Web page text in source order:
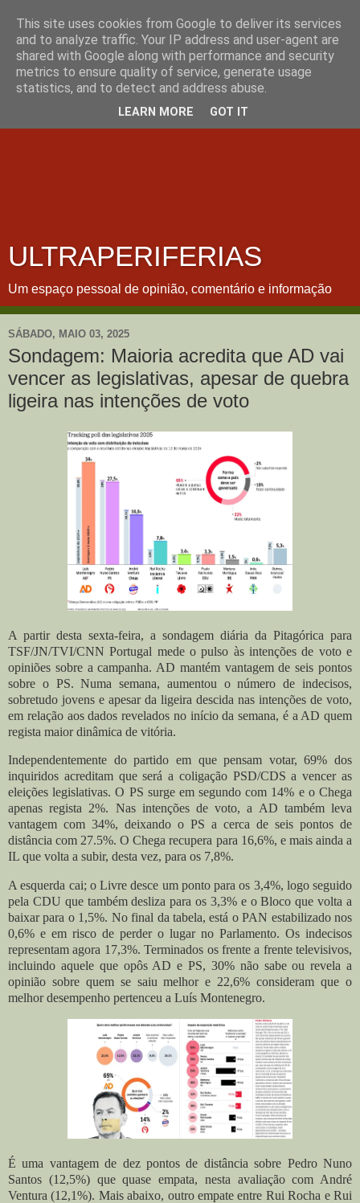
ULTRAPERIFERIAS
Um espaço pessoal de opinião, comentário e informação
SÁBADO, MAIO 03, 2025
Sondagem: Maioria acredita que AD vai
vencer as legislativas, apesar de quebra
ligeira nas intenções de voto
A partir desta sexta-feira, a sondagem diária da Pitagórica para
TSF/JN/TVI/CNN Portugal mede o pulso às intenções de voto e
opiniões sobre a campanha. AD mantém vantagem de seis pontos
sobre o PS. Numa semana, aumentou o número de indecisos,
sobretudo jovens e apesar da ligeira descida nas intenções de voto,
em relação aos dados revelados no início da semana, é a AD quem
regista maior dinâmica de vitória.
Independentemente do partido em que pensam votar, 69% dos
inquiridos acreditam que será a coligação PSD/CDS a vencer as
eleições legislativas. O PS surge em segundo com 14% e o Chega
apenas regista 2%. Nas intenções de voto, a AD também leva
vantagem com 34%, deixando o PS a cerca de seis pontos de
distância com 27.5%. O Chega recupera para 16,6%, e mais ainda a
IL que volta a subir, desta vez, para os 7,8%.
A esquerda cai; o Livre desce um ponto para os 3,4%, logo seguido
pela CDU que também desliza para os 3,3% e o Bloco que volta a
baixar para o 1,5%. No final da tabela, está o PAN estabilizado nos
0,6% e em risco de perder o lugar no Parlamento. Os indecisos
representam agora 17,3%.Terminados os frente a frente televisivos,
incluindo aquele que opôs AD e PS, 30% não sabe ou revela a
opinião sobre quem se saiu melhor e 22,6% consideram que o
melhor desempenho pertenceu a Luís Montenegro.
É uma vantagem de dez pontos de distância sobre Pedro Nuno
Santos (12,5%) que quase empata, nesta avaliação com André
Ventura (12,1%). Mais abaixo, outro empate entre Rui Rocha e Rui
This site uses cookies from Google to deliver its services
and to analyze traffic. Your IP address and user-agent are
shared with Google along with performance and security
metrics to ensure quality of service, generate usage
statistics, and to detect and address abuse.
LEARN MORE GOT IT